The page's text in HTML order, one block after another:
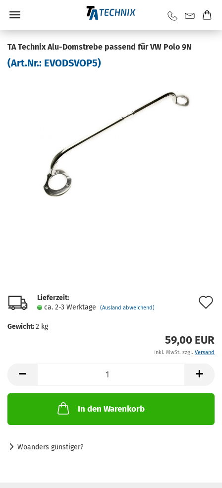
TA Tech­nix Alu-​Domstrebe pas­send für VW Polo 9N
(Art.Nr.: EVODSVOP5)
Lieferzeit:
ca. 2-3 Werktage
(Ausland abweichend)
Gewicht:2 kg
59,00 EUR
inkl. MwSt. zzgl. Versand
In den Warenkorb
Woanders günstiger?